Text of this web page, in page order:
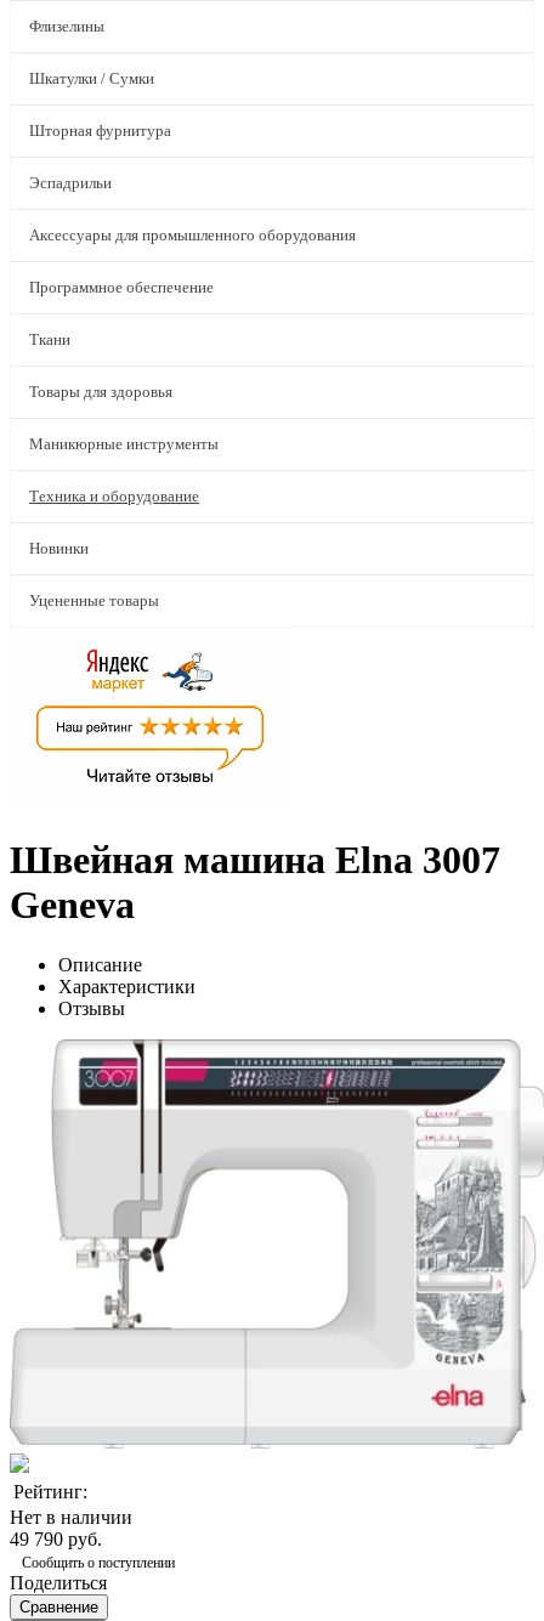
Флизелины
Шкатулки / Сумки
Шторная фурнитура
Эспадрильи
Аксессуары для промышленного оборудования
Программное обеспечение
Ткани
Товары для здоровья
Маникюрные инструменты
Техника и оборудование
Новинки
Уцененные товары
Швейная машина Elna 3007
Geneva
Описание
Характеристики
Отзывы
Рейтинг:
Нет в наличии
49 790 руб.
Сообщить о поступлении
Поделиться
Сравнение